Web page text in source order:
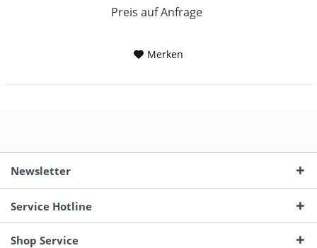
Preis auf Anfrage
Merken
Newsletter
Service Hotline
Shop Service